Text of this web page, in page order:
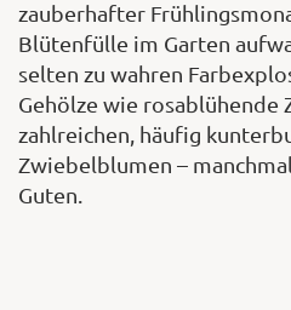
zauberhafter
Blütenfülle im Garten
selten zu wahren
Gehölze wie rosablühende
zahlreichen, häufig
Zwiebelblumen –
Guten.